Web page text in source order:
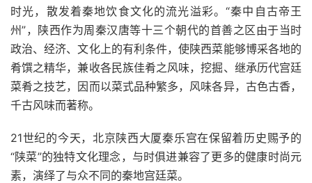
时光，散发着秦地饮食文化的流光溢彩。“秦中自古帝王
州”，陕西作为周秦汉唐等十三个朝代的首善之区由于当时
政治、经济、文化上的有利条件，使陕西菜能够博采各地的
肴馔之精华，兼收各民族佳肴之风味，挖掘、继承历代宫廷
菜肴之技艺，因而以菜式品种繁多，风味各异，古色古香，
千古风味而著称。
21世纪的今天，北京陕西大厦秦乐宫在保留着历史赐予的
“陕菜”的独特文化理念，与时俱进兼容了更多的健康时尚元
素，演绎了与众不同的秦地宫廷菜。